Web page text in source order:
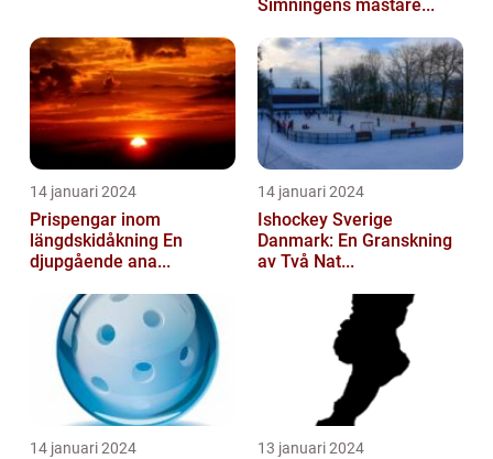
Simningens mästare...
14 januari 2024
Prispengar inom
längdskidåkning En
djupgående ana...
14 januari 2024
Ishockey Sverige
Danmark: En Granskning
av Två Nat...
14 januari 2024 13 januari 2024